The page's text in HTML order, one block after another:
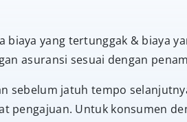
biaya yang tertunggak & biaya
asuransi sesuai dengan
sebelum jatuh tempo
pengajuan. Untuk konsumen